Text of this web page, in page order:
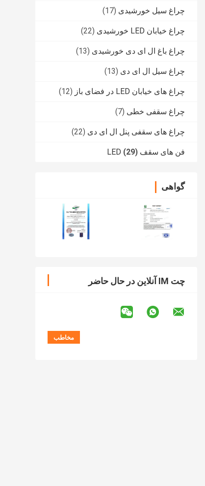
چراغ سیل خورشیدی (17)
چراغ خیابان LED خورشیدی (22)
چراغ باغ ال ای دی خورشیدی (13)
چراغ سیل ال ای دی (13)
چراغ های خیابان LED در فضای باز (12)
چراغ سقفی خطی (7)
چراغ های سقفی پنل ال ای دی (22)
فن های سقف LED (29)
گواهی
چت IM آنلاین در حال حاضر